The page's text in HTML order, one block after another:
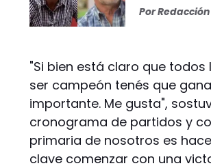
Por
"Si bien está claro que
ser campeón tenés que
importante. Me gusta",
cronograma de partidos y
primaria de nosotros es
clave comenzar con una